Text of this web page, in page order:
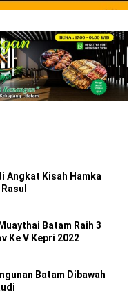
Angkat Kisah Hamka
Batam Raih 3
Ke V Kepri 2022
Batam Dibawah